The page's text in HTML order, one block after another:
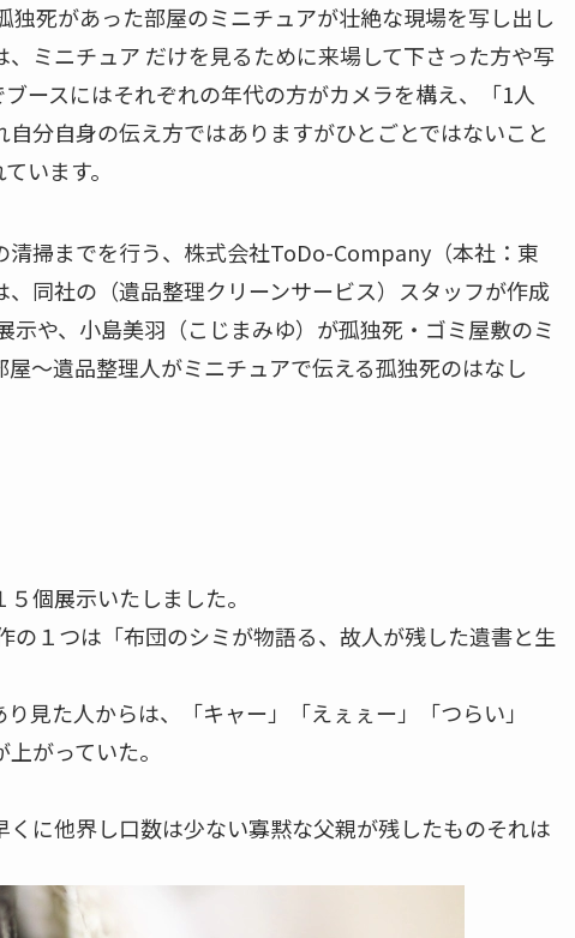
死があった部屋のミニチュアが壮絶な現場を写し出し
ミニチュア だけを見るために来場して下さった方や写
ースにはそれぞれの年代の方がカメラを構え、「1人
分自身の伝え方ではありますがひとごとではないこと
います。
掃までを行う、株式会社ToDo-Company（本社：東
同社の（遺品整理クリーンサービス）スタッフが作成
示や、小島美羽（こじまみゆ）が孤独死・ゴミ屋敷のミ
～遺品整理人がミニチュアで伝える孤独死のはなし